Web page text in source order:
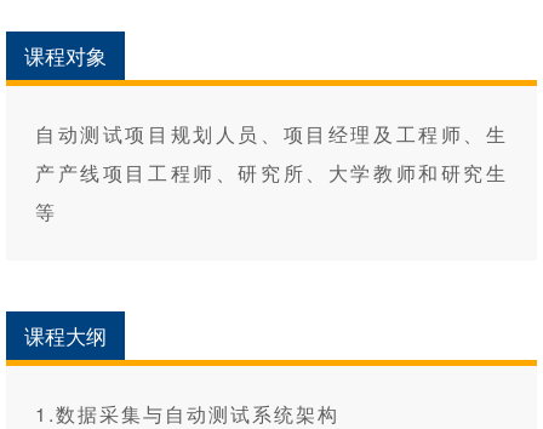
课程对象
自动测试项目规划人员、项目经理及工程师、生
产产线项目工程师、研究所、大学教师和研究生
等
课程大纲
1.数据采集与自动测试系统架构